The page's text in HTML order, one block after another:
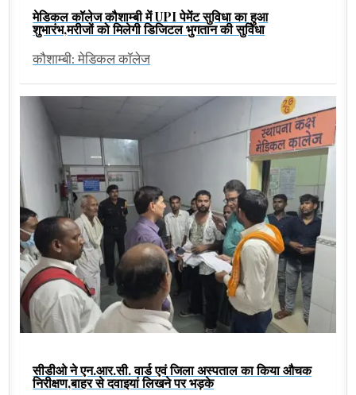
मेडिकल कॉलेज कौशाम्बी में UPI पेमेंट सुविधा का हुआ
शुभारंभ,मरीजों को मिलेगी डिजिटल भुगतान की सुविधा
कौशाम्बी: मेडिकल कॉलेज
सीडीओ ने एन.आर.सी. वार्ड एवं जिला अस्पताल का किया औचक
निरीक्षण,बाहर से दवाइयां लिखने पर भड़के